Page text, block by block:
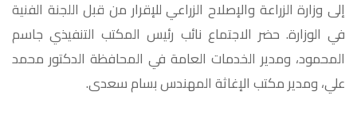
إلى وزارة الزراعة والإصلاح الزراعي للإقرار من قبل اللجنة الفنية
في الوزارة. حضر الاجتماع نائب رئيس المكتب التنفيذي جاسم
المحمود، ومدير الخدمات العامة في المحافظة الدكتور محمد
علي، ومدير مكتب الإغاثة المهندس بسام سعدى.